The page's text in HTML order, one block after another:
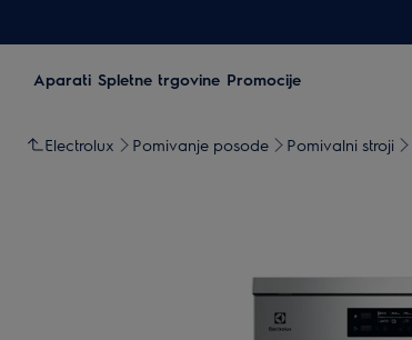
Aparati Spletne trgovine Promocije
Electrolux Pomivanje posode Pomivalni stroji